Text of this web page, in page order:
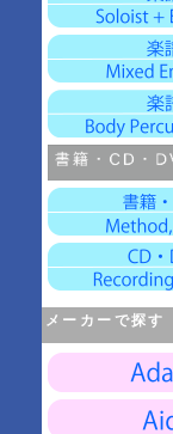
メーカーで探す